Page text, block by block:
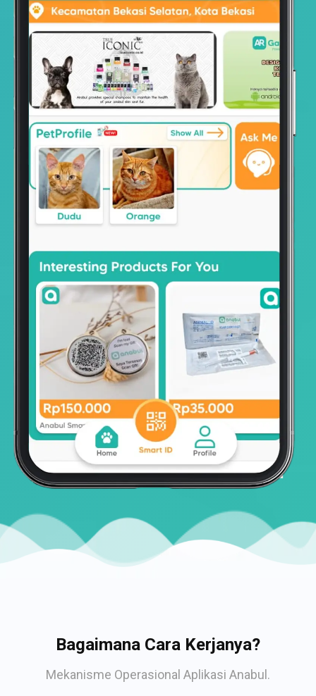
Bagaimana Cara Kerjanya?
Mekanisme Operasional Aplikasi Anabul.